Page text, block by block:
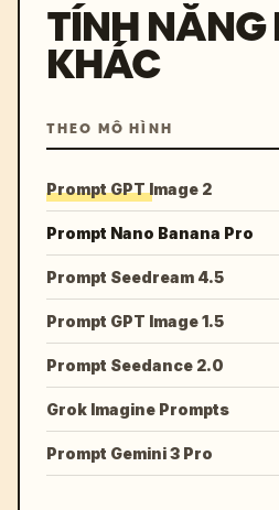
TÍNH NĂNG
KHÁC
THEO MÔ HÌNH
Prompt GPT Image 2
Prompt Nano Banana Pro
Prompt Seedream 4.5
Prompt GPT Image 1.5
Prompt Seedance 2.0
Grok Imagine Prompts
Prompt Gemini 3 Pro